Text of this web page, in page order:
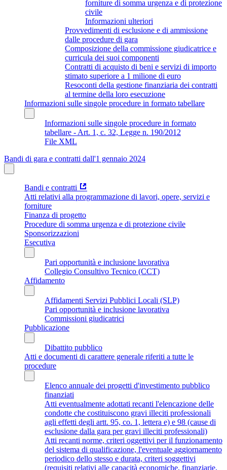
forniture di somma urgenza e di protezione
civile
Informazioni ulteriori
Provvedimenti di esclusione e di ammissione
dalle procedure di gara
Composizione della commissione giudicatrice e
curricula dei suoi componenti
Contratti di acquisto di beni e servizi di importo
stimato superiore a 1 milione di euro
Resoconti della gestione finanziaria dei contratti
al termine della loro esecuzione
Informazioni sulle singole procedure in formato tabellare
Informazioni sulle singole procedure in formato
tabellare - Art. 1, c. 32, Legge n. 190/2012
File XML
Bandi di gara e contratti dall'1 gennaio 2024
Bandi e contratti
Atti relativi alla programmazione di lavori, opere, servizi e
forniture
Finanza di progetto
Procedure di somma urgenza e di protezione civile
Sponsorizzazioni
Esecutiva
Pari opportunità e inclusione lavorativa
Collegio Consultivo Tecnico (CCT)
Affidamento
Affidamenti Servizi Pubblici Locali (SLP)
Pari opportunità e inclusione lavorativa
Commissioni giudicatrici
Pubblicazione
Dibattito pubblico
Atti e documenti di carattere generale riferiti a tutte le
procedure
Elenco annuale dei progetti d'investimento pubblico
finanziati
Atti eventualmente adottati recanti l'elencazione delle
condotte che costituiscono gravi illeciti professionali
agli effetti degli artt. 95, co. 1, lettera e) e 98 (cause di
esclusione dalla gara per gravi illeciti professionali)
Atti recanti norme, criteri oggettivi per il funzionamento
del sistema di qualificazione, l'eventuale aggiornamento
periodico dello stesso e durata, criteri soggettivi
(requisiti relativi alle capacità economiche, finanziarie,